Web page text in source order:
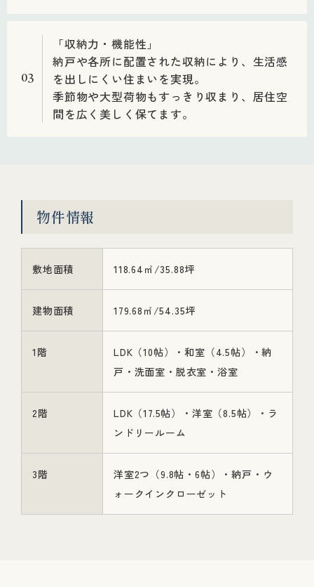
03
「収納力・機能性」
納戸や各所に配置された収納により、生活感
を出しにくい住まいを実現。
季節物や大型荷物もすっきり収まり、居住空
間を広く美しく保てます。
物件情報
敷地面積 118.64㎡/35.88坪
建物面積 179.68㎡/54.35坪
1階
LDK（10帖）・和室（4.5帖）・納
戸・洗面室・脱衣室・浴室
2階
LDK（17.5帖）・洋室（8.5帖）・ラ
ンドリールーム
3階
洋室2つ（9.8帖・6帖）・納戸・ウ
ォークインクローゼット